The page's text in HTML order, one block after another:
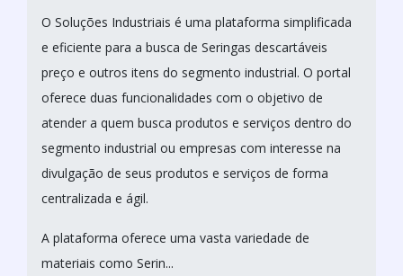
O Soluções Industriais é uma plataforma simplificada
e eficiente para a busca de Seringas descartáveis
preço e outros itens do segmento industrial. O portal
oferece duas funcionalidades com o objetivo de
atender a quem busca produtos e serviços dentro do
segmento industrial ou empresas com interesse na
divulgação de seus produtos e serviços de forma
centralizada e ágil.
A plataforma oferece uma vasta variedade de
materiais como Serin...